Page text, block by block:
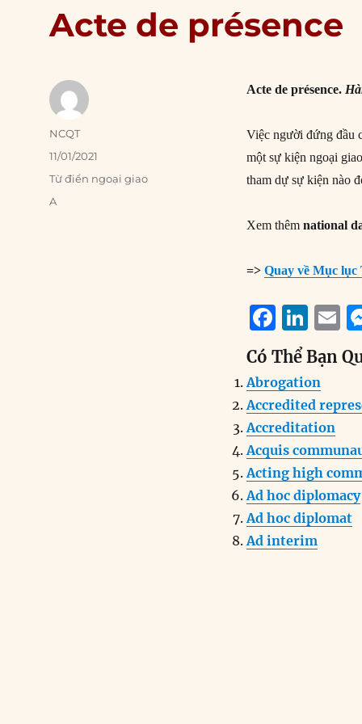
Acte de présence
Acte de présence.
Việc người đứng đầu
một sự kiện ngoại
tham dự sự kiện nào
Xem thêmnational
=>Quay về Mục lục
F
a
c
e
b
o
o
k
Li
n
k
e
d
I
n
E
m
l
Có Thể Bạn
Abrogation
Accredited
Accreditation
Acquis
Acting high
Ad hoc diplomacy
Ad hoc diplomat
Ad interim
Author
NCQT
Posted
on
11/01/2021
Categories
Từ điển ngoại giao
Tags
A